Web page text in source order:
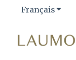
Français